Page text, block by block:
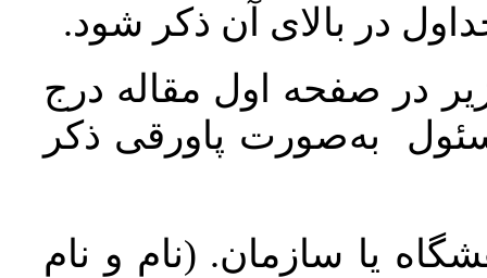
در بالای آن ذکر شود.
در صفحه اول مقاله درج
به‌صورت پاورقی ذکر
یا سازمان. (نام و نام